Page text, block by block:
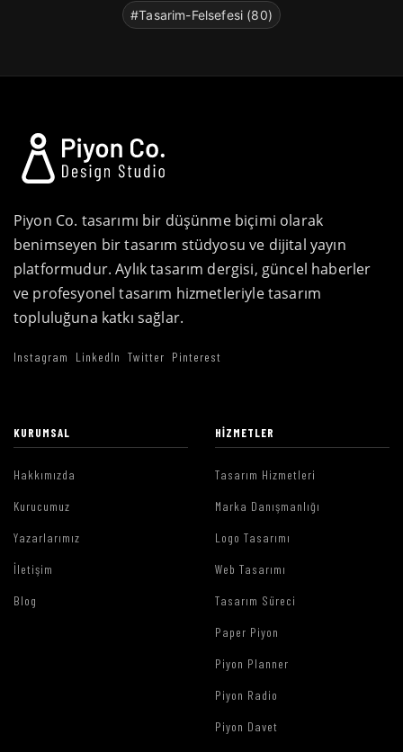
#Tasarim-Felsefesi (80)
Piyon Co. tasarımı bir düşünme biçimi olarak
benimseyen bir tasarım stüdyosu ve dijital yayın
platformudur. Aylık tasarım dergisi, güncel haberler
ve profesyonel tasarım hizmetleriyle tasarım
topluluğuna katkı sağlar.
Instagram LinkedIn Twitter Pinterest
KURUMSAL
Hakkımızda
Kurucumuz
Yazarlarımız
İletişim
Blog
HIZMETLER
Tasarım Hizmetleri
Marka Danışmanlığı
Logo Tasarımı
Web Tasarımı
Tasarım Süreci
Paper Piyon
Piyon Planner
Piyon Radio
Piyon Davet